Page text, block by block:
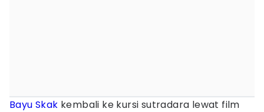
Bayu Skak kembali ke kursi sutradara lewat film